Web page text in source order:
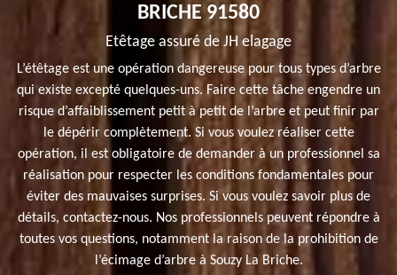
BRICHE 91580
Etêtage assuré de JH elagage
L’étêtage est une opération dangereuse pour tous types d’arbre
qui existe excepté quelques-uns. Faire cette tâche engendre un
risque d’affaiblissement petit à petit de l’arbre et peut finir par
le dépérir complètement. Si vous voulez réaliser cette
opération, il est obligatoire de demander à un professionnel sa
réalisation pour respecter les conditions fondamentales pour
éviter des mauvaises surprises. Si vous voulez savoir plus de
détails, contactez-nous. Nos professionnels peuvent répondre à
toutes vos questions, notamment la raison de la prohibition de
l’écimage d’arbre à Souzy La Briche.